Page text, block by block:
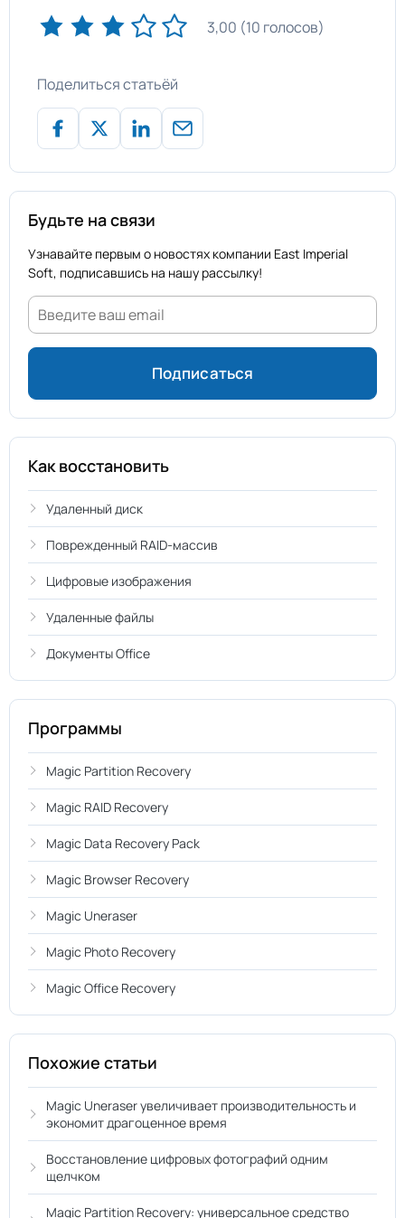
3,00 (10 голосов)
Поделиться статьёй
Будьте на связи
Узнавайте первым о новостях компании East Imperial
Soft, подписавшись на нашу рассылку!
Как восстановить
Удаленный диск
Поврежденный RAID-массив
Цифровые изображения
Удаленные файлы
Документы Office
Программы
Magic Partition Recovery
Magic RAID Recovery
Magic Data Recovery Pack
Magic Browser Recovery
Magic Uneraser
Magic Photo Recovery
Magic Office Recovery
Похожие статьи
Magic Uneraser увеличивает производительность и
экономит драгоценное время
Восстановление цифровых фотографий одним
щелчком
Magic Partition Recovery: универсальное средство